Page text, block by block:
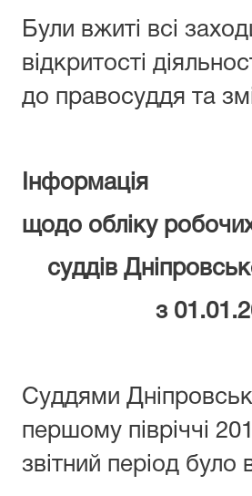
Були вжиті всі
відкритості
до правосуддя та
Інформація
щодо обліку
суддів
з
Суддями
першому півріччі
звітний період